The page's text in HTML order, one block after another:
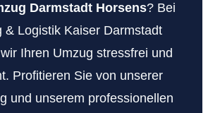
Darmstadt Horsens? Bei
& Logistik Kaiser Darmstadt
Ihren Umzug stressfrei und
Profitieren Sie von unserer
und unserem professionellen